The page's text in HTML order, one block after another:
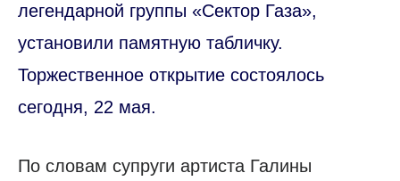
легендарной группы «Сектор Газа»,
установили памятную табличку.
Торжественное открытие состоялось
сегодня, 22 мая.
По словам супруги артиста Галины